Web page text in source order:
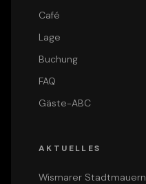
Café
Lage
Buchung
FAQ
Gäste-ABC
AKTUELLES
Wismarer Stadtmauern